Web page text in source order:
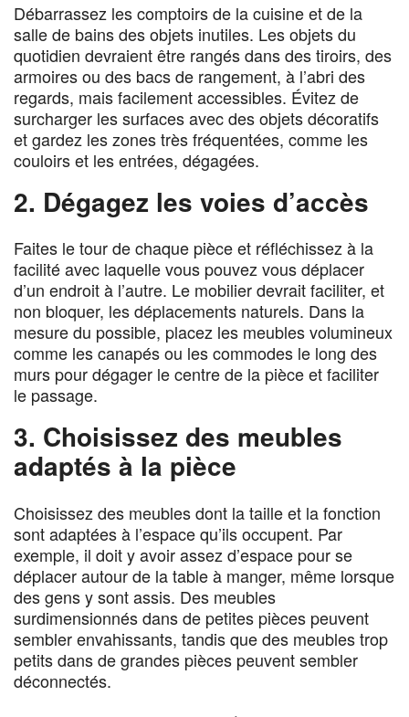
Débarrassez les comptoirs de la cuisine et de la
salle de bains des objets inutiles. Les objets du
quotidien devraient être rangés dans des tiroirs, des
armoires ou des bacs de rangement, à l’abri des
regards, mais facilement accessibles. Évitez de
surcharger les surfaces avec des objets décoratifs
et gardez les zones très fréquentées, comme les
couloirs et les entrées, dégagées.
2. Dégagez les voies d’accès
Faites le tour de chaque pièce et réfléchissez à la
facilité avec laquelle vous pouvez vous déplacer
d’un endroit à l’autre. Le mobilier devrait faciliter, et
non bloquer, les déplacements naturels. Dans la
mesure du possible, placez les meubles volumineux
comme les canapés ou les commodes le long des
murs pour dégager le centre de la pièce et faciliter
le passage.
3. Choisissez des meubles
adaptés à la pièce
Choisissez des meubles dont la taille et la fonction
sont adaptées à l’espace qu’ils occupent. Par
exemple, il doit y avoir assez d’espace pour se
déplacer autour de la table à manger, même lorsque
des gens y sont assis. Des meubles
surdimensionnés dans de petites pièces peuvent
sembler envahissants, tandis que des meubles trop
petits dans de grandes pièces peuvent sembler
déconnectés.